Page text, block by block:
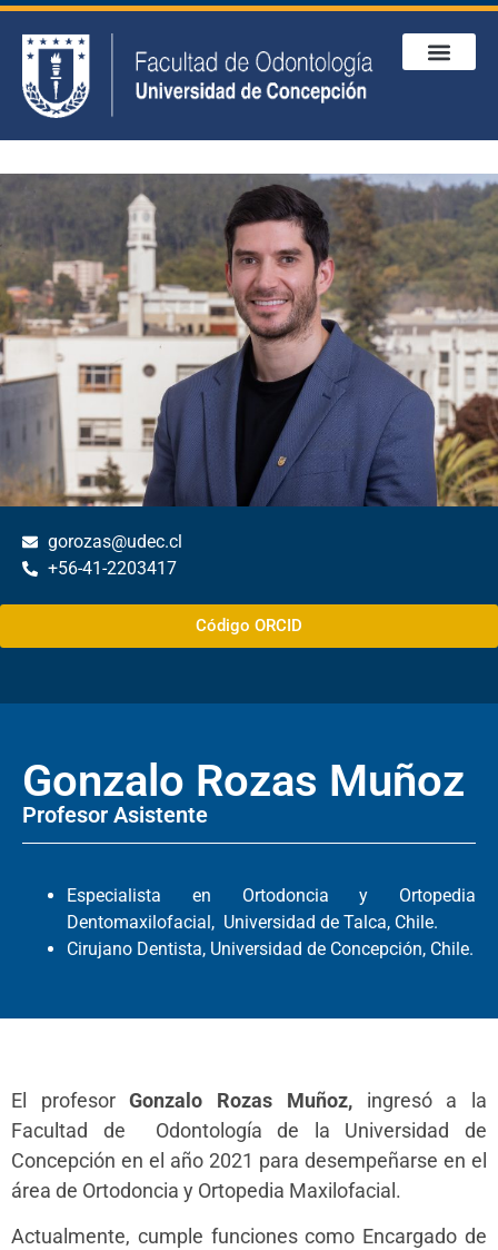
gorozas@udec.cl
+56-41-2203417
Código ORCID
Gonzalo Rozas Muñoz
Profesor Asistente
Especialista en Ortodoncia y Ortopedia
Dentomaxilofacial, Universidad de Talca, Chile.
Cirujano Dentista, Universidad de Concepción, Chile.
El profesorGonzalo Rozas Muñoz,ingresó a la
Facultad de Odontología de la Universidad de
Concepción en el año 2021 para desempeñarse en el
área de Ortodoncia y Ortopedia Maxilofacial.
Actualmente, cumple funciones como Encargado de